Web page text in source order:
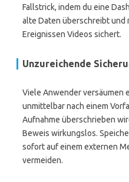
Fallstrick, indem du eine
alte Daten überschreibt und
Ereignissen Videos sichert.
Unzureichende
Viele Anwender versäumen
unmittelbar nach einem
Aufnahme überschrieben
Beweis wirkungslos.
sofort auf einem externen
vermeiden.